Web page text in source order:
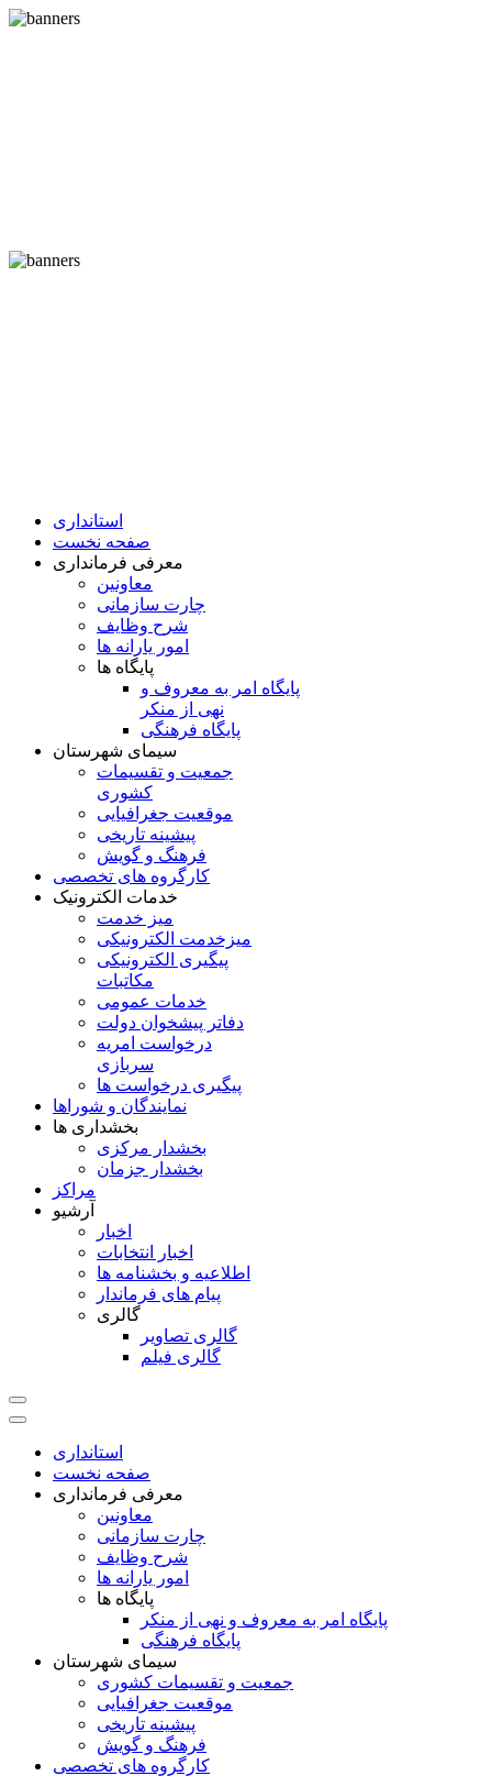
استانداری
صفحه نخست
معرفی فرمانداری
معاونین
چارت سازمانی
شرح وظایف
امور یارانه ها
پایگاه ها
پایگاه امر به معروف و
نهی از منکر
پایگاه فرهنگی
سیمای شهرستان
جمعیت و تقسیمات
کشوری
موقعیت جغرافیایی
پیشینه تاریخی
فرهنگ و گویش
کارگروه های تخصصی
خدمات الکترونیک
میز خدمت
میزخدمت الکترونیکی
پیگیری الکترونیکی
مکاتبات
خدمات عمومی
دفاتر پیشخوان دولت
درخواست امریه
سربازی
پیگیری درخواست ها
نمایندگان و شوراها
بخشداری ها
بخشدار مرکزی
بخشدار جزمان
مراکز
آرشیو
اخبار
اخبار انتخابات
اطلاعیه و بخشنامه ها
پیام های فرماندار
گالری
گالری تصاویر
گالری فیلم
استانداری
صفحه نخست
معرفی فرمانداری
معاونین
چارت سازمانی
شرح وظایف
امور یارانه ها
پایگاه ها
پایگاه امر به معروف و نهی از منکر
پایگاه فرهنگی
سیمای شهرستان
جمعیت و تقسیمات کشوری
موقعیت جغرافیایی
پیشینه تاریخی
فرهنگ و گویش
کارگروه های تخصصی